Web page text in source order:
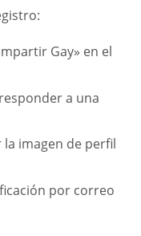
Gay» en el
a una
imagen de perfil
por correo